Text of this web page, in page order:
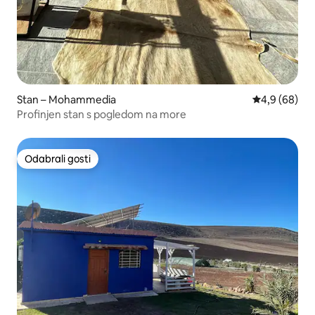
Stan – Mohammedia Prosječna
4,9 (68)
Profinjen stan s pogledom na more
Odabrali gosti
Odabrali gosti